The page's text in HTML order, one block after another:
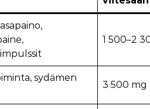
1 500–2
sydämen
3 500 mg